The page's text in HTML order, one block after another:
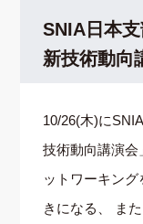
SNIA日本
新技術動向
10/26(木)に
技術動向講演会
ットワーキン
きになる、 ま